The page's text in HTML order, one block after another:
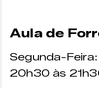
Aula de
Segunda-
20h30 às